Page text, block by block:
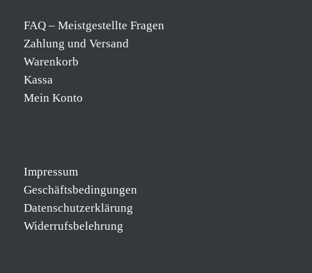
FAQ – Meistgestellte Fragen
Zahlung und Versand
Warenkorb
Kassa
Mein Konto
Impressum
Geschäftsbedingungen
Datenschutzerklärung
Widerrufsbelehrung